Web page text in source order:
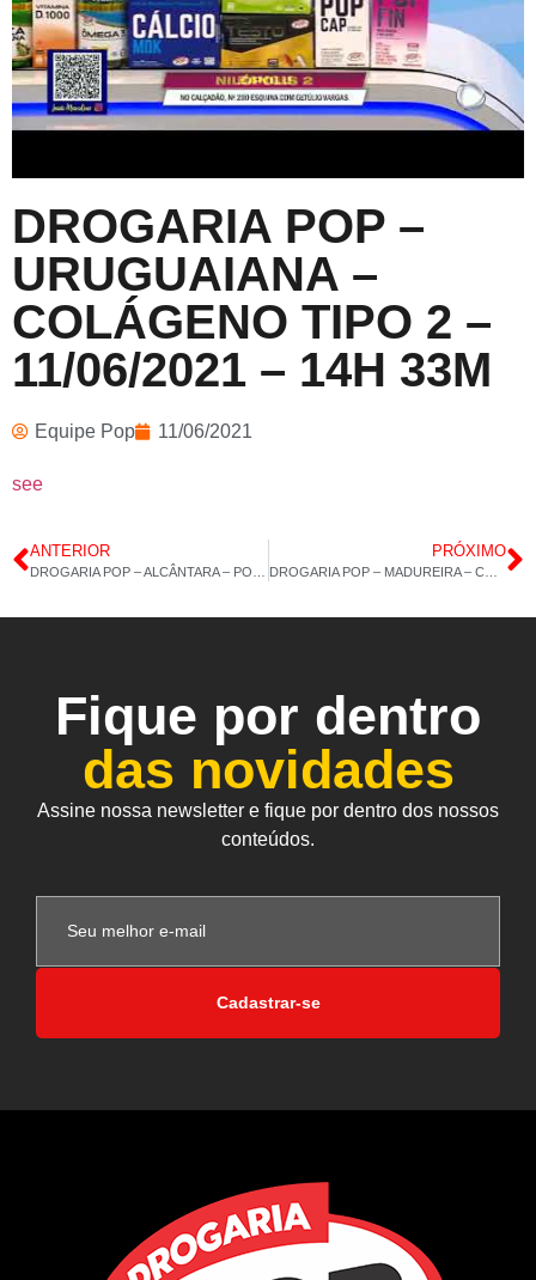
DROGARIA POP –
URUGUAIANA –
COLÁGENO TIPO 2 –
11/06/2021 – 14H 33M
Equipe Pop 11/06/2021
see
ANTERIOR PRÓXIMO
DROGARIA POP – MADUREIRA – COLÁGENO – 14/06/2021 – 14H 39M
Fique por dentro
das novidades
Assine nossa newsletter e fique por dentro dos nossos
conteúdos.
Cadastrar-se